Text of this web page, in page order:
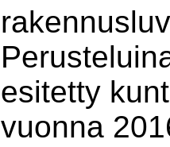
esitetty
vuonna